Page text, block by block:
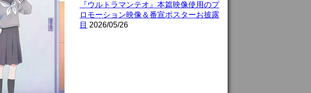
『ウルトラマンテオ』本篇映像使用のプ
ロモーション映像＆番宣ポスターお披露
目 2026/05/26